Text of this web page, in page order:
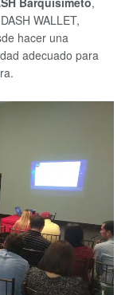
WALLET,
hacer una
adecuado para